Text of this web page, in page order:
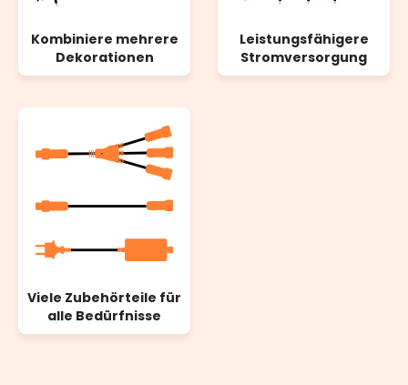
Kombiniere mehrere
Dekorationen
Leistungsfähigere
Stromversorgung
Viele Zubehörteile für
alle Bedürfnisse